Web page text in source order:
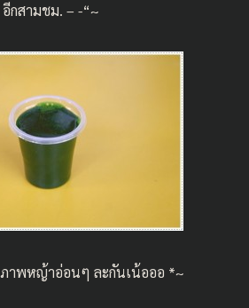
อีกสามชม. – -“~
าพหญ้าอ่อนๆ ละกันเน้อออ *~